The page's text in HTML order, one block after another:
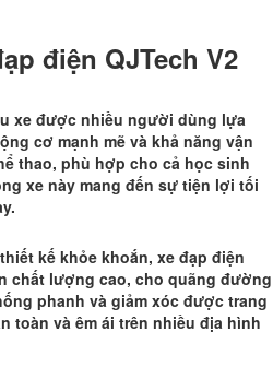
điện QJTech V2
xe được nhiều người dùng lựa
cơ mạnh mẽ và khả năng vận
thao, phù hợp cho cả học sinh
xe này mang đến sự tiện lợi tối
kế khỏe khoắn, xe đạp điện
chất lượng cao, cho quãng đường
phanh và giảm xóc được trang
toàn và êm ái trên nhiều địa hình